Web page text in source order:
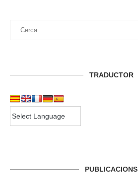
TRADUCTOR
PUBLICACIONS